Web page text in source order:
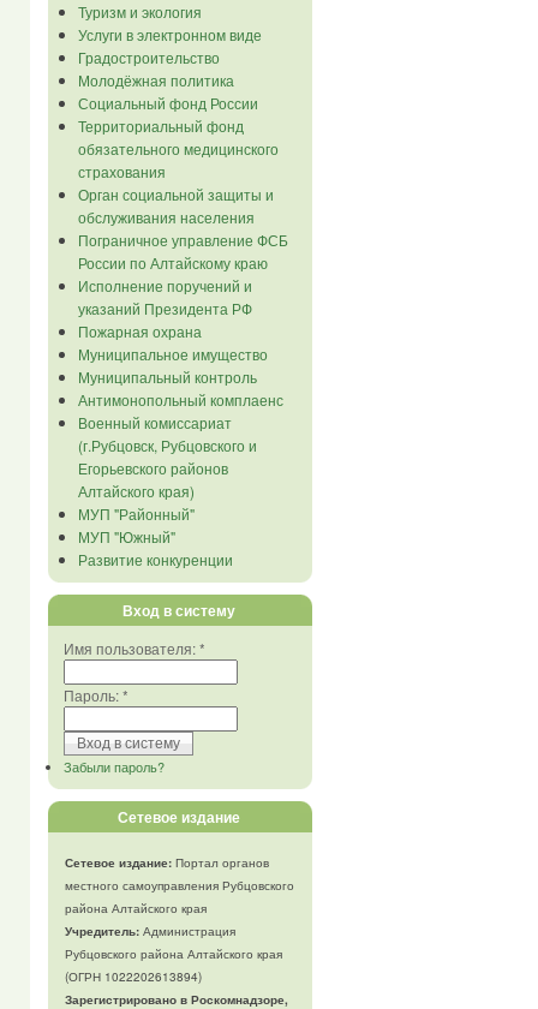
Туризм и экология
Услуги в электронном виде
Градостроительство
Молодёжная политика
Социальный фонд России
Территориальный фонд
обязательного медицинского
страхования
Орган социальной защиты и
обслуживания населения
Пограничное управление ФСБ
России по Алтайскому краю
Исполнение поручений и
указаний Президента РФ
Пожарная охрана
Муниципальное имущество
Муниципальный контроль
Антимонопольный комплаенс
Военный комиссариат
(г.Рубцовск, Рубцовского и
Егорьевского районов
Алтайского края)
МУП "Районный"
МУП "Южный"
Развитие конкуренции
Вход в систему
Имя пользователя:*
Пароль:*
Забыли пароль?
Сетевое издание
Сетевое издание:Портал органов
местного самоуправления Рубцовского
района Алтайского края
Учредитель:Администрация
Рубцовского района Алтайского края
(ОГРН 1022202613894)
Зарегистрировано в Роскомнадзоре,